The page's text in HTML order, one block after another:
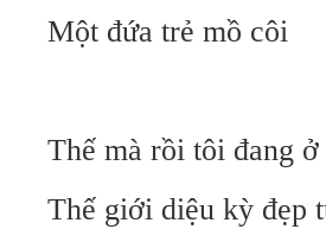
Một đứa trẻ mồ côi
Thế mà rồi tôi đang ở
Thế giới diệu kỳ đẹp